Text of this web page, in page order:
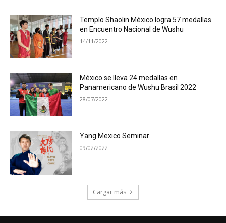
Templo Shaolin México logra 57 medallas
en Encuentro Nacional de Wushu
14/11/2022
México se lleva 24 medallas en
Panamericano de Wushu Brasil 2022
28/07/2022
Yang Mexico Seminar
09/02/2022
Cargar más